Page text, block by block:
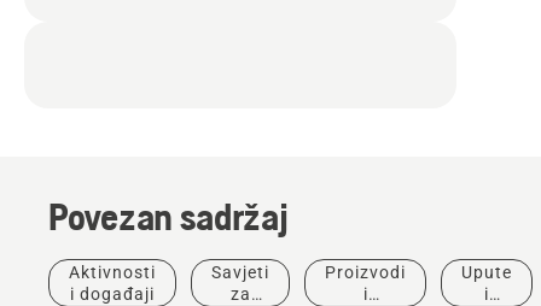
Povezan sadržaj
Aktivnosti
i događaji
Savjeti
za
Proizvodi
i
Upute
i